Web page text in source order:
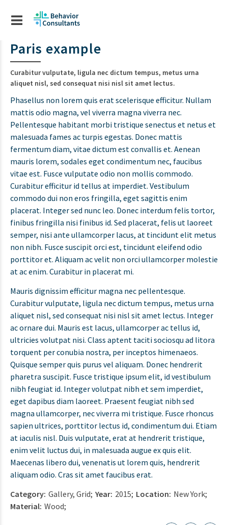
Paris example
Curabitur vulputate, ligula nec dictum tempus, metus urna
aliquet nisl, sed consequat nisi nisl sit amet lectus.
Phasellus non lorem quis erat scelerisque efficitur. Nullam
mattis odio magna, vel viverra magna viverra nec.
Pellentesque habitant morbi tristique senectus et netus et
malesuada fames ac turpis egestas. Donec mattis
fermentum diam, vitae dictum est convallis et. Aenean
mauris lorem, sodales eget condimentum nec, faucibus
vitae est. Fusce vulputate odio non mollis commodo.
Curabitur efficitur id tellus at imperdiet. Vestibulum
commodo dui non eros fringilla, eget sagittis enim
placerat. Integer sed nunc leo. Donec interdum felis tortor,
finibus fringilla nisi finibus id. Sed placerat, felis ut laoreet
semper, nisi ante ullamcorper lacus, at tincidunt elit metus
non nibh. Fusce suscipit orci est, tincidunt eleifend odio
porttitor et. Aliquam ac velit non orci ullamcorper molestie
at ac enim. Curabitur in placerat mi.
Mauris dignissim efficitur magna nec pellentesque.
Curabitur vulputate, ligula nec dictum tempus, metus urna
aliquet nisl, sed consequat nisi nisl sit amet lectus. Integer
ac ornare dui. Mauris est lacus, ullamcorper ac tellus id,
ultricies volutpat nisi. Class aptent taciti sociosqu ad litora
torquent per conubia nostra, per inceptos himenaeos.
Quisque semper quis purus vel aliquam. Donec hendrerit
pharetra suscipit. Fusce tristique ipsum elit, id vestibulum
nibh feugiat id. Integer volutpat nibh et sem imperdiet,
eget dapibus diam laoreet. Praesent feugiat nibh sed
magna ullamcorper, nec viverra mi tristique. Fusce rhoncus
sapien ultrices, porttitor lectus id, condimentum dui. Etiam
at iaculis nisl. Duis vulputate, erat at hendrerit tristique,
enim velit luctus dui, in malesuada augue ex quis elit.
Maecenas libero dui, venenatis ut lorem quis, hendrerit
aliquam odio. Cras sit amet faucibus erat.
Category Gallery, Grid Year 2015 Location New York
Material Wood